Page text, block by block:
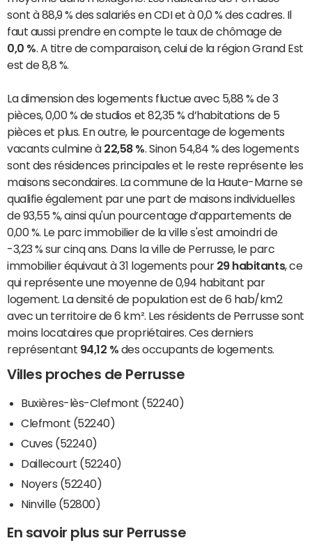
sont à 88,9 % des salariés en CDI et à 0,0 % des cadres. Il
faut aussi prendre en compte le taux de chômage de
0,0 % . A titre de comparaison, celui de la région Grand Est
est de 8,8 %.
La dimension des logements fluctue avec 5,88 % de 3
pièces, 0,00 % de studios et 82,35 % d’habitations de 5
pièces et plus. En outre, le pourcentage de logements
vacants culmine à 22,58 % . Sinon 54,84 % des logements
sont des résidences principales et le reste représente les
maisons secondaires. La commune de la Haute-Marne se
qualifie également par une part de maisons individuelles
de 93,55 %, ainsi qu'un pourcentage d’appartements de
0,00 %. Le parc immobilier de la ville s'est amoindri de
-3,23 % sur cinq ans. Dans la ville de Perrusse, le parc
immobilier équivaut à 31 logements pour 29 habitants, ce
qui représente une moyenne de 0,94 habitant par
logement. La densité de population est de 6 hab/km2
avec un territoire de 6 km². Les résidents de Perrusse sont
moins locataires que propriétaires. Ces derniers
représentant 94,12 % des occupants de logements.
Villes proches de Perrusse
Buxières-lès-Clefmont (52240)
Clefmont (52240)
Cuves (52240)
Daillecourt (52240)
Noyers (52240)
Ninville (52800)
En savoir plus sur Perrusse